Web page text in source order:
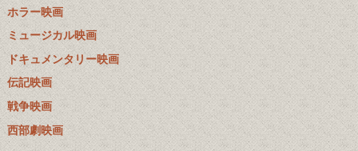
ホラー映画
ミュージカル映画
ドキュメンタリー映画
伝記映画
戦争映画
西部劇映画